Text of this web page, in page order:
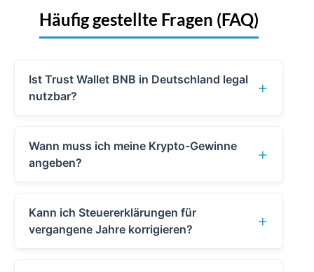
Häufig gestellte Fragen (FAQ)
Ist Trust Wallet BNB in Deutschland legal
nutzbar?
+
Non-Custodial Wallet
(Selbstverwahrung). Die Nutzung
Smart Chain ist für Privatpersonen in
Wann muss ich meine Krypto-Gewinne
angeben?
+
Kryptowährungen zu denprivaten
Veräußerungsgeschäften (§ 23 EStG)
Kann ich Steuererklärungen für
vergangene Jahre korrigieren?
+